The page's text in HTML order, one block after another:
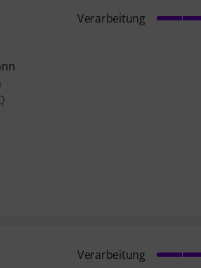
Verarbeitung
Verarbeitung